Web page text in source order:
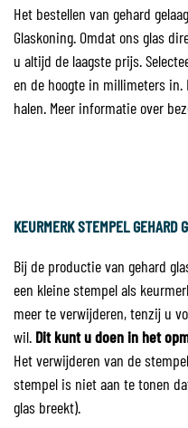
Het bestellen van gehard
Glaskoning. Omdat ons glas
u altijd de laagste prijs.
en de hoogte in millimeters
halen. Meer informatie over
KEURMERK STEMPEL GEHARD
Bij de productie van gehard
een kleine stempel als
meer te verwijderen, tenzij u
wil. Dit kunt u doen in het
Het verwijderen van de
stempel is niet aan te tonen
glas breekt).